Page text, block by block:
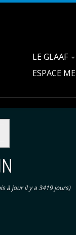
LE GLAAF
ESPACE
à jour il y a 3419 jours)